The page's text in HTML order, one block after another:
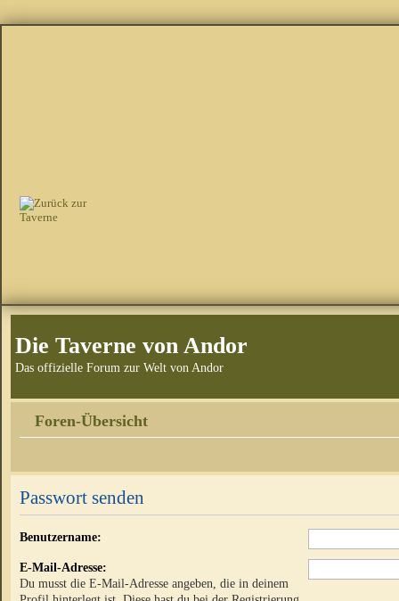
Die Taverne von Andor
Das offizielle Forum zur Welt von Andor
Foren-Übersicht
Passwort senden
Benutzername:
E-Mail-Adresse:
Du musst die E-Mail-Adresse angeben, die in deinem